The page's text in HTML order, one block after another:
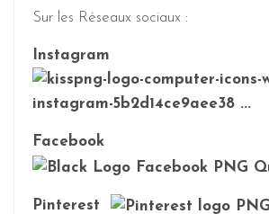
Sur les Réseaux sociaux :
Instagram
Facebook
Pinterest